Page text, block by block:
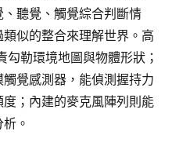
聽覺、觸覺綜合判斷情
似的整合來理解世界。高
勒環境地圖與物體形狀；
覺感測器，能偵測握持力
；內建的麥克風陣列則能
。